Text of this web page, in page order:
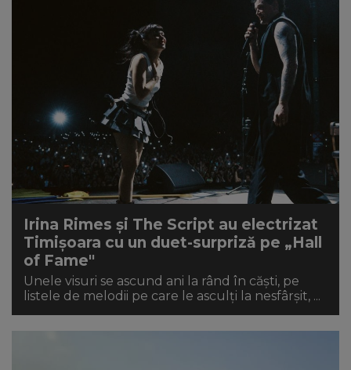
Irina Rimes și The Script au electrizat
Timișoara cu un duet-surpriză pe „Hall
of Fame"
Unele visuri se ascund ani la rând în căști, pe
listele de melodii pe care le asculți la nesfârșit, ...